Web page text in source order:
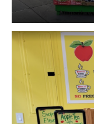
https://